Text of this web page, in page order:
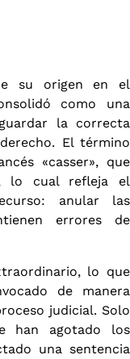
su origen en el
como una
la correcta
El término
«casser», que
lo cual refleja el
anular las
errores de
lo que
de manera
judicial. Solo
han agotado los
una sentencia